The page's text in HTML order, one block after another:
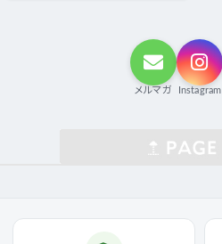
メルマガ Instagram